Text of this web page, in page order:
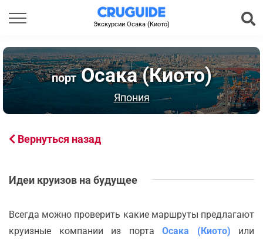
Экскурсии Осака (Киото)
портОсака (Киото)
Япония
Вернуться назад
Идеи круизов на будущее
Всегда можно проверить какие маршруты предлагают
круизные компании из порта Осака (Киото) или